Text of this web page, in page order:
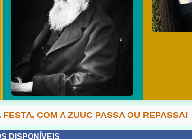
COM A ZUUC PASSA OU REPASSA!
DISPONÍVEIS